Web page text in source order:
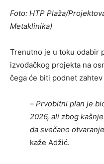
Foto: HTP Plaža/
Metaklinika)
Trenutno je u toku odabir
izvođačkog projekta na
čega će biti podnet
– Prvobitni plan je
2026, ali zbog
da svečano
kaže Adžić.